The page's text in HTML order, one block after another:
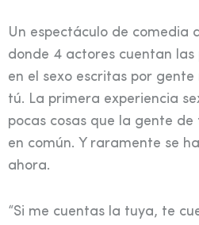
Un espectáculo de comedia
donde 4 actores cuentan
en el sexo escritas por
tú. La primera experiencia
pocas cosas que la gente
en común. Y raramente se
ahora.
“Si me cuentas la tuya, te